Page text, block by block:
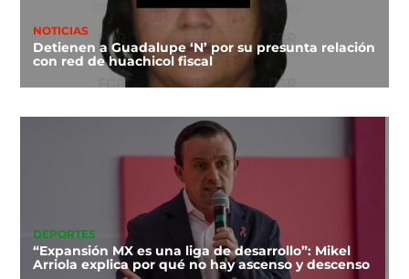
NOTICIAS
Detienen a Guadalupe ‘N’ por su presunta relación
con red de huachicol fiscal
DEPORTES
“Expansión MX es una liga de desarrollo”: Mikel
Arriola explica por qué no hay ascenso y descenso